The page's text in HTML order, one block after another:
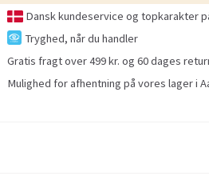
Dansk kundeservice og topkarakter
Tryghed, når du handler
Gratis fragt over 499 kr. og 60 dages
Mulighed for afhentning på vores lager i